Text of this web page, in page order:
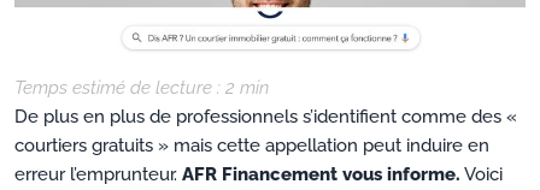
Temps estimé de lecture : 2 min
De plus en plus de professionnels s’identifient comme des «
courtiers gratuits » mais cette appellation peut induire en
erreur l’emprunteur. AFR Financement vous informe. Voici